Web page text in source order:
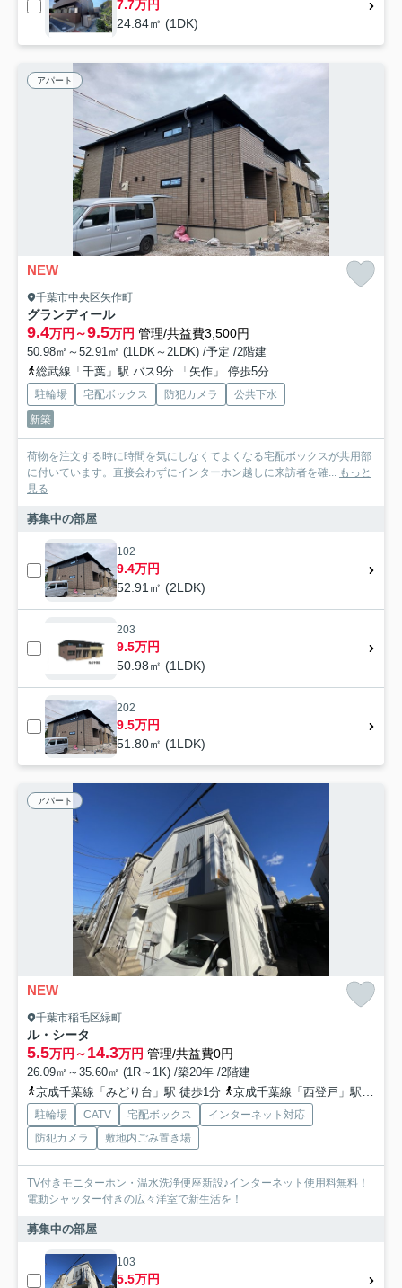
7.7万円
24.84㎡ (1DK)
アパート
NEW
千葉市中央区矢作町
グランディール
9.4万円～9.5万円 管理/共益費3,500円
50.98㎡～52.91㎡ (1LDK～2LDK) /予定 /2階建
総武線「千葉」駅 バス9分 「矢作」 停歩5分
駐輪場 宅配ボックス 防犯カメラ
公共下水
新築
荷物を注文する時に時間を気にしなくてよくなる宅配ボックスが共用部
に付いています。直接会わずにインターホン越しに来訪者を確... もっと
見る
募集中の部屋
102
9.4万円
52.91㎡ (2LDK)
203
9.5万円
50.98㎡ (1LDK)
202
9.5万円
51.80㎡ (1LDK)
アパート
NEW
千葉市稲毛区緑町
ル・シータ
5.5万円～14.3万円 管理/共益費0円
26.09㎡～35.60㎡ (1R～1K) /築20年 /2階建
京成千葉線「みどり台」駅 徒歩1分
京成千葉線「西登戸」駅 徒歩12分
駐輪場 CATV 宅配ボックス
インターネット対応
防犯カメラ
敷地内ごみ置き場
TV付きモニターホン・温水洗浄便座新設♪インターネット使用料無料！
電動シャッター付きの広々洋室で新生活を！
募集中の部屋
103
5.5万円